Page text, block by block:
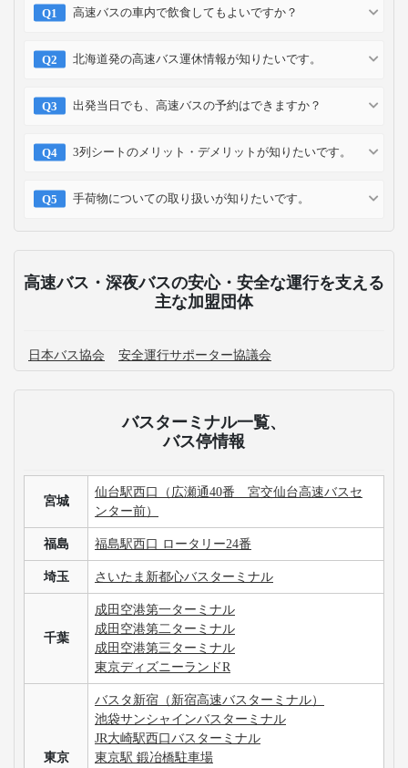
高速バスの車内で飲食してもよいですか？
北海道発の高速バス運休情報が知りたいです。
出発当日でも、高速バスの予約はできますか？
3列シートのメリット・デメリットが知りたいです。
手荷物についての取り扱いが知りたいです。
高速バス・深夜バスの安心・安全な運行を支える
主な加盟団体
日本バス協会 安全運行サポーター協議会
バスターミナル一覧、
バス停情報
宮城
仙台駅西口（広瀬通40番 宮交仙台高速バスセ
ンター前）
福島 福島駅西口 ロータリー24番
埼玉 さいたま新都心バスターミナル
千葉
成田空港第一ターミナル
成田空港第二ターミナル
成田空港第三ターミナル
東京ディズニーランドR
東京
バスタ新宿（新宿高速バスターミナル）
池袋サンシャインバスターミナル
JR大崎駅西口バスターミナル
東京駅 鍛冶橋駐車場